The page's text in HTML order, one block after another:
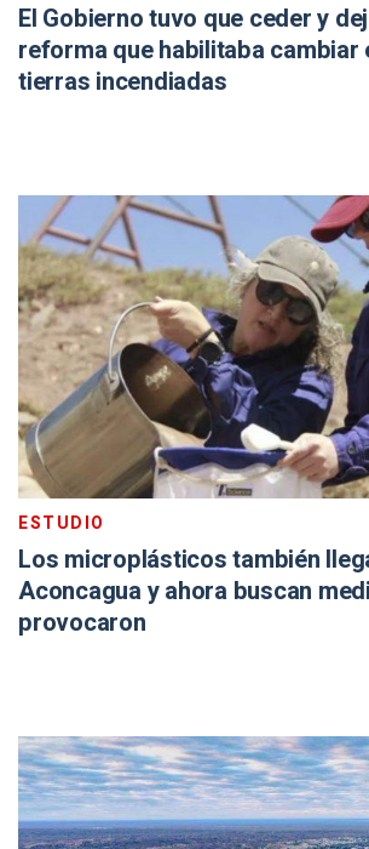
El Gobierno tuvo que ceder y
reforma que habilitaba cambiar
tierras incendiadas
ESTUDIO
Los microplásticos también
Aconcagua y ahora buscan
provocaron